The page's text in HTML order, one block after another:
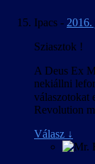
Ipacs -
Sziasztok !
A Deus Ex
nekiállni
válaszotokat
Revolution
Válasz ↓